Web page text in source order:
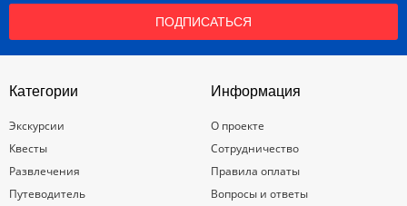
ПОДПИСАТЬСЯ
Категории
Экскурсии
Квесты
Развлечения
Путеводитель
Информация
О проекте
Сотрудничество
Правила оплаты
Вопросы и ответы